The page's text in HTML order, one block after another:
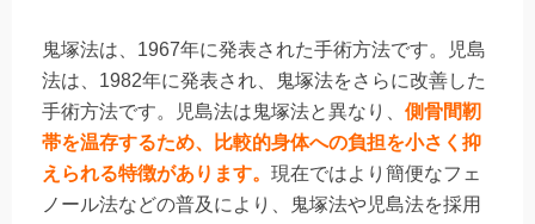
鬼塚法は、1967年に発表された手術方法です。児島
法は、1982年に発表され、鬼塚法をさらに改善した
手術方法です。児島法は鬼塚法と異なり、 側骨間靭
帯を温存するため、比較的身体への負担を小さく抑
えられる特徴があります。 現在ではより簡便なフェ
ノール法などの普及により、鬼塚法や児島法を採用